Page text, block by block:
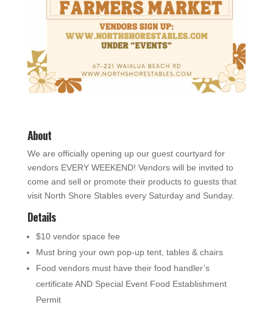
About
We are officially opening up our guest courtyard for
vendors EVERY WEEKEND! Vendors will be invited to
come and sell or promote their products to guests that
visit North Shore Stables every Saturday and Sunday.
Details
$10 vendor space fee
Must bring your own pop-up tent, tables & chairs
Food vendors must have their food handler’s
certificate AND Special Event Food Establishment
Permit